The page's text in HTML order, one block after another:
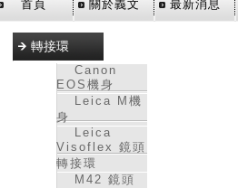
首頁 關於義文 最新消息
轉接環
Canon
EOS機身
Leica M機
身
Leica
Visoflex 鏡頭
轉接環
M42 鏡頭